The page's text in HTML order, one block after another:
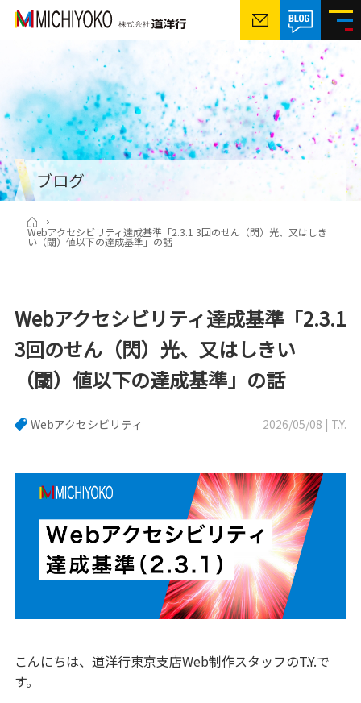
ブログ
Webアクセシビリティ達成基準「2.3.1 3回のせん（閃）光、又はしき
い（閾）値以下の達成基準」の話
Webアクセシビリティ達成基準「2.3.1
3回のせん（閃）光、又はしきい
（閾）値以下の達成基準」の話
Webアクセシビリティ 2026/05/08 | T.Y.
こんにちは、道洋行東京支店Web制作スタッフのT.Y.で
す。